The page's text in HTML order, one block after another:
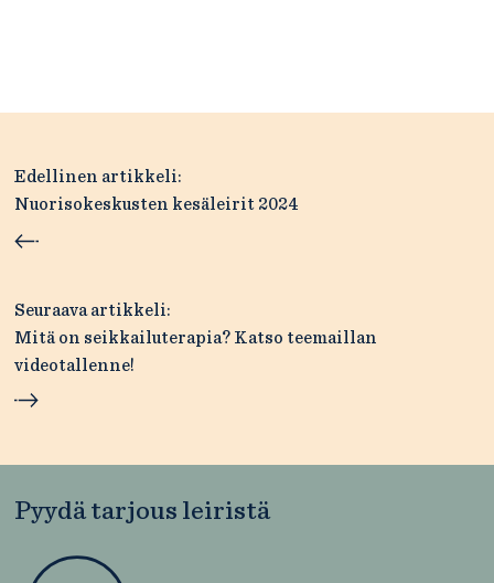
Artikkelien
selaus
Edellinen artikkeli:
Nuorisokeskusten kesäleirit 2024
Seuraava artikkeli:
Mitä on seikkailuterapia? Katso teemaillan
videotallenne!
Pyydä tarjous leiristä